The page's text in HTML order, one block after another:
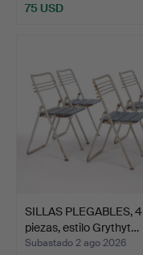
75 USD
SILLAS PLEGABLES, 4
piezas, estilo Grythyt…
Subastado 2 ago 2026